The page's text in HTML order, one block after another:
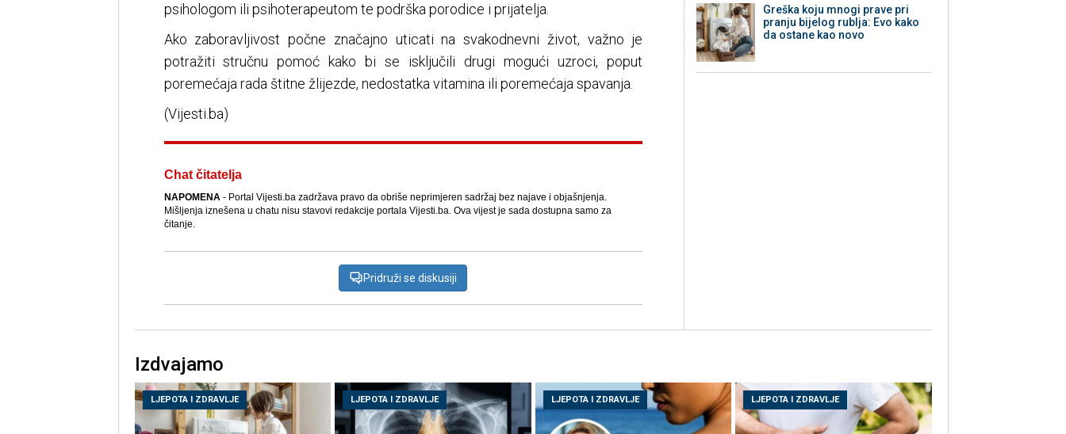
psihologom ili psihoterapeutom te podrška porodice i prijatelja.
Ako zaboravljivost počne značajno uticati na svakodnevni život, važno je
potražiti stručnu pomoć kako bi se isključili drugi mogući uzroci, poput
poremećaja rada štitne žlijezde, nedostatka vitamina ili poremećaja spavanja.
(Vijesti.ba)
Chat čitatelja
NAPOMENA- Portal Vijesti.ba zadržava pravo da obriše neprimjeren sadržaj bez najave i objašnjenja.
Mišljenja iznešena u chatu nisu stavovi redakcije portala Vijesti.ba. Ova vijest je sada dostupna samo za
čitanje.
Pridruži se diskusiji
Greška koju mnogi prave pri
pranju bijelog rublja: Evo kako
da ostane kao novo
Izdvajamo
LJEPOTA I ZDRAVLJE LJEPOTA I ZDRAVLJE LJEPOTA I ZDRAVLJE LJEPOTA I ZDRAVLJE